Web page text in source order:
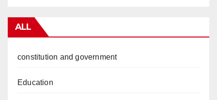
ALL
constitution and government
Education